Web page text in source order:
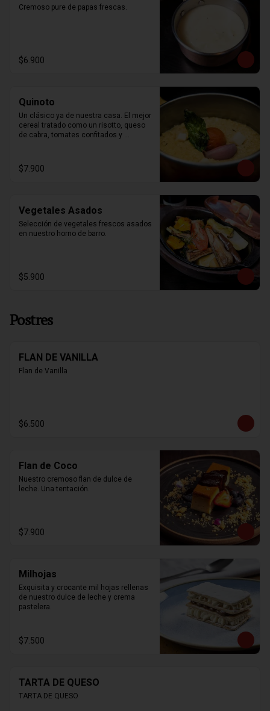
Cremoso pure de papas frescas.
$6.900
Quinoto
Un clásico ya de nuestra casa. El mejor
cereal tratado como un risotto, queso
de cabra, tomates confitados y
$7.900
Vegetales Asados
Selección de vegetales frescos asados
en nuestro horno de barro.
$5.900
Postres
FLAN DE VANILLA
Flan de Vanilla
$6.500
Flan de Coco
Nuestro cremoso flan de dulce de
leche. Una tentación.
$7.900
Milhojas
Exquisita y crocante mil hojas rellenas
de nuestro dulce de leche y crema
pastelera.
$7.500
TARTA DE QUESO
TARTA DE QUESO